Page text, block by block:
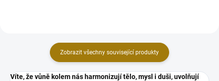
Zobrazit všechny související produkty
Víte, že vůně kolem nás harmonizují tělo, mysl i duši, uvolňují